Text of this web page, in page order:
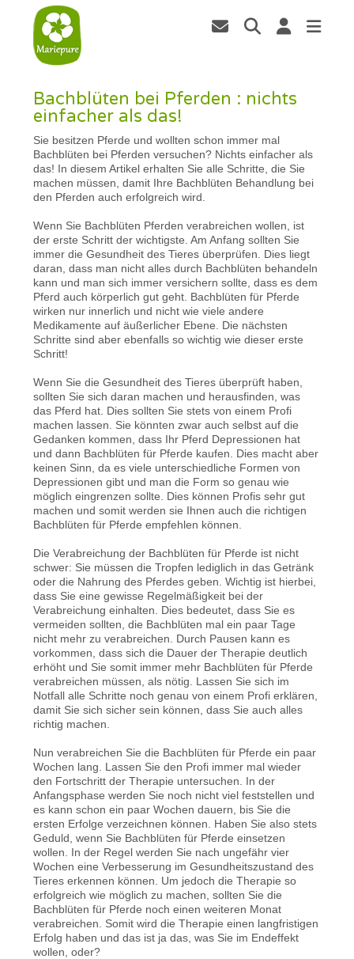
Bachblüten bei Pferden : nichts
einfacher als das!
Sie besitzen Pferde und wollten schon immer mal
Bachblüten bei Pferden versuchen? Nichts einfacher als
das! In diesem Artikel erhalten Sie alle Schritte, die Sie
machen müssen, damit Ihre Bachblüten Behandlung bei
den Pferden auch erfolgreich wird.
Wenn Sie Bachblüten Pferden verabreichen wollen, ist
der erste Schritt der wichtigste. Am Anfang sollten Sie
immer die Gesundheit des Tieres überprüfen. Dies liegt
daran, dass man nicht alles durch Bachblüten behandeln
kann und man sich immer versichern sollte, dass es dem
Pferd auch körperlich gut geht. Bachblüten für Pferde
wirken nur innerlich und nicht wie viele andere
Medikamente auf äußerlicher Ebene. Die nächsten
Schritte sind aber ebenfalls so wichtig wie dieser erste
Schritt!
Wenn Sie die Gesundheit des Tieres überprüft haben,
sollten Sie sich daran machen und herausfinden, was
das Pferd hat. Dies sollten Sie stets von einem Profi
machen lassen. Sie könnten zwar auch selbst auf die
Gedanken kommen, dass Ihr Pferd Depressionen hat
und dann Bachblüten für Pferde kaufen. Dies macht aber
keinen Sinn, da es viele unterschiedliche Formen von
Depressionen gibt und man die Form so genau wie
möglich eingrenzen sollte. Dies können Profis sehr gut
machen und somit werden sie Ihnen auch die richtigen
Bachblüten für Pferde empfehlen können.
Die Verabreichung der Bachblüten für Pferde ist nicht
schwer: Sie müssen die Tropfen lediglich in das Getränk
oder die Nahrung des Pferdes geben. Wichtig ist hierbei,
dass Sie eine gewisse Regelmäßigkeit bei der
Verabreichung einhalten. Dies bedeutet, dass Sie es
vermeiden sollten, die Bachblüten mal ein paar Tage
nicht mehr zu verabreichen. Durch Pausen kann es
vorkommen, dass sich die Dauer der Therapie deutlich
erhöht und Sie somit immer mehr Bachblüten für Pferde
verabreichen müssen, als nötig. Lassen Sie sich im
Notfall alle Schritte noch genau von einem Profi erklären,
damit Sie sich sicher sein können, dass Sie auch alles
richtig machen.
Nun verabreichen Sie die Bachblüten für Pferde ein paar
Wochen lang. Lassen Sie den Profi immer mal wieder
den Fortschritt der Therapie untersuchen. In der
Anfangsphase werden Sie noch nicht viel feststellen und
es kann schon ein paar Wochen dauern, bis Sie die
ersten Erfolge verzeichnen können. Haben Sie also stets
Geduld, wenn Sie Bachblüten für Pferde einsetzen
wollen. In der Regel werden Sie nach ungefähr vier
Wochen eine Verbesserung im Gesundheitszustand des
Tieres erkennen können. Um jedoch die Therapie so
erfolgreich wie möglich zu machen, sollten Sie die
Bachblüten für Pferde noch einen weiteren Monat
verabreichen. Somit wird die Therapie einen langfristigen
Erfolg haben und das ist ja das, was Sie im Endeffekt
wollen, oder?